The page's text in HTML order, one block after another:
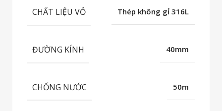
CHẤT LIỆU VỎ Thép không gỉ 316L
ĐƯỜNG KÍNH 40mm
CHỐNG NƯỚC 50m